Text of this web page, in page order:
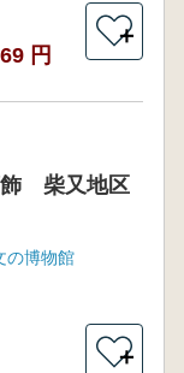
円
＋
飾 柴又地区
の博物館
＋